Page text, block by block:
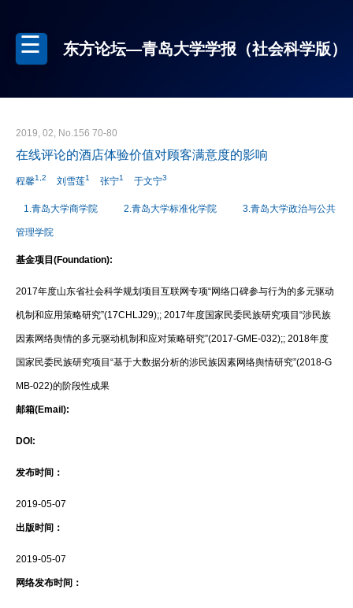
东方论坛—青岛大学学报（社会科学版）
2019, 02, No.156 70-80
在线评论的酒店体验价值对顾客满意度的影响
程馨1,2 刘雪莲1 张宁1 于文宁3
1.青岛大学商学院 2.青岛大学标准化学院 3.青岛大学政治与公共
管理学院
基金项目(Foundation):
2017年度山东省社会科学规划项目互联网专项“网络口碑参与行为的多元驱动
机制和应用策略研究”(17CHLJ29);; 2017年度国家民委民族研究项目“涉民族
因素网络舆情的多元驱动机制和应对策略研究”(2017-GME-032);; 2018年度
国家民委民族研究项目“基于大数据分析的涉民族因素网络舆情研究”(2018-G
MB-022)的阶段性成果
邮箱(Email):
DOI:
发布时间：
2019-05-07
出版时间：
2019-05-07
网络发布时间：